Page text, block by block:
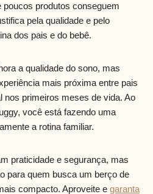
produtos conseguem
pela qualidade e pelo
dos pais e do bebê.
a qualidade do sono, mas
mais próxima entre pais
nos primeiros meses de vida. Ao
você está fazendo uma
a rotina familiar.
praticidade e segurança, mas
para quem busca um berço de
compacto. Aproveite e garanta